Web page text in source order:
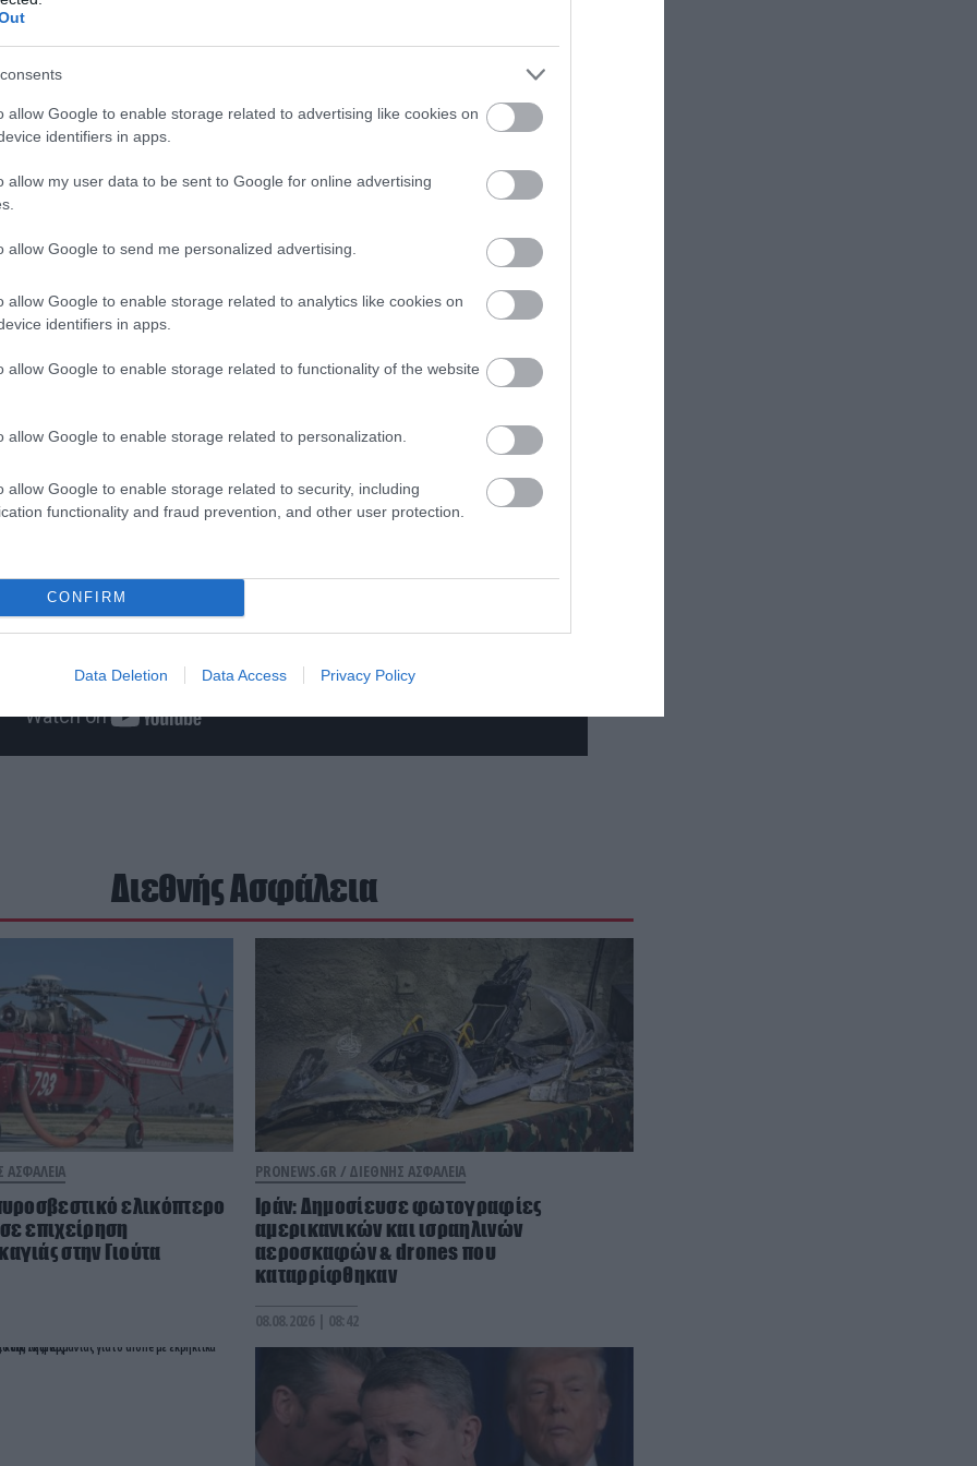
allow Google to enable storage related to advertising like cookies on
identifiers in apps.
allow my user data to be sent to Google for online advertising
allow Google to send me personalized advertising.
allow Google to enable storage related to analytics like cookies on
identifiers in apps.
allow Google to enable storage related to functionality of the website
allow Google to enable storage related to personalization.
allow Google to enable storage related to security, including
functionality and fraud prevention, and other user protection.
CONFIRM
Data Deletion Data Access Privacy Policy
κατάσβεσης πυρκαγιάς στην Γιούτα
Ακολουθήστε τοpronews.grστο Google News και μάθετε
πρώτοι όλες τις ειδήσεις
μας ζωντανά στοYouTube,Twitch,X,Telegram
Διεθνής Ασφάλεια
ΑΣΦΑΛΕΙΑ
ελικόπτερο
επιχείρηση
στην Γιούτα
PRONEWS.GR / ΔΙΕΘΝΗΣ ΑΣΦΑΛΕΙΑ
Ιράν: Δημοσίευσε φωτογραφίες
αμερικανικών και ισραηλινών
αεροσκαφών & drones που
καταρρίφθηκαν
08.08.2026 | 08:42